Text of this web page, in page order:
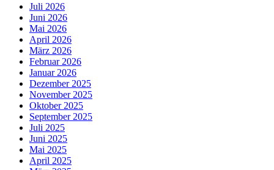
Juli 2026
Juni 2026
Mai 2026
April 2026
März 2026
Februar 2026
Januar 2026
Dezember 2025
November 2025
Oktober 2025
September 2025
Juli 2025
Juni 2025
Mai 2025
April 2025